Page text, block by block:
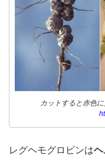
カットすると赤色
レグヘモグロビンはヘ